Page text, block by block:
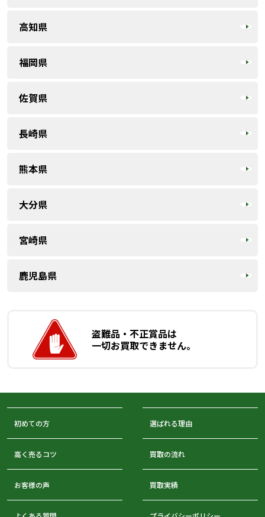
高知県
福岡県
佐賀県
長崎県
熊本県
大分県
宮崎県
鹿児島県
盗難品・不正賞品は
一切お買取できません。
初めての方 選ばれる理由
高く売るコツ 買取の流れ
お客様の声 買取実績